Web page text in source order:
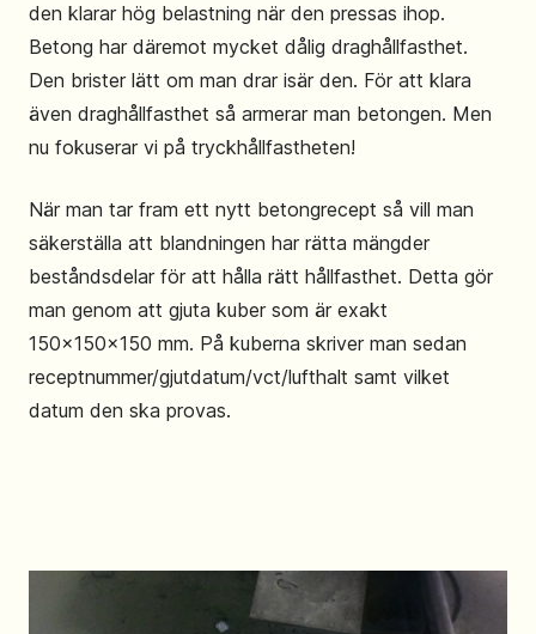
den klarar hög belastning när den pressas ihop.
Betong har däremot mycket dålig draghållfasthet.
Den brister lätt om man drar isär den. För att klara
även draghållfasthet så armerar man betongen. Men
nu fokuserar vi på tryckhållfastheten!
När man tar fram ett nytt betongrecept så vill man
säkerställa att blandningen har rätta mängder
beståndsdelar för att hålla rätt hållfasthet. Detta gör
man genom att gjuta kuber som är exakt
150x150x150 mm. På kuberna skriver man sedan
receptnummer/gjutdatum/vct/lufthalt samt vilket
datum den ska provas.